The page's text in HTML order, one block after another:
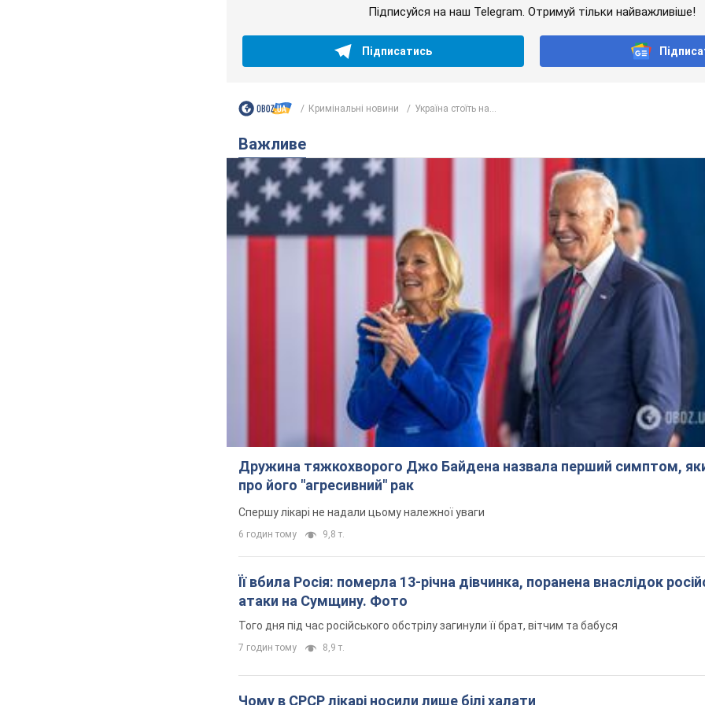
Підписуйся на наш Telegram. Отримуй тільки найважливіше!
Підписатись
Кримінальні новини Україна стоїть на...
Важливе
Дружина тяжкохворого Джо Байдена назвала перший симптом,
про його "агресивний" рак
Спершу лікарі не надали цьому належної уваги
6 годин тому 9,8 т.
Її вбила Росія: померла 13-річна дівчинка, поранена внаслідок
атаки на Сумщину. Фото
Того дня під час російського обстрілу загинули її брат, вітчим та бабуся
7 годин тому 8,9 т.
Чому в СРСР лікарі носили лише білі халати